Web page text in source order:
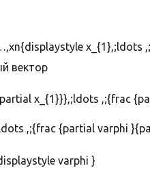
x_{1},;ldots
вектор
x_{1}}},;ldots ,;{frac
varphi }